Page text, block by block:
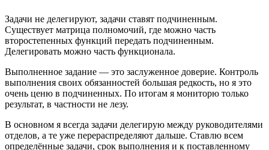
Задачи не делегируют, задачи ставят подчиненным.
Существует матрица полномочий, где можно часть
второстепенных функций передать подчиненным.
Делегировать можно часть функционала.
Выполненное задание — это заслуженное доверие. Контроль
выполнения своих обязанностей большая редкость, но я это
очень ценю в подчиненных. По итогам я мониторю только
результат, в частности не лезу.
В основном я всегда задачи делегирую между руководителями
отделов, а те уже перераспределяют дальше. Ставлю всем
определённые задачи, срок выполнения и к поставленному